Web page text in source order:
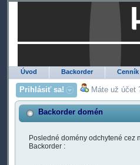
Úvod Backorder Cenník
Prihlásiť sa! Máte už účet
Backorder domén
Posledné domény odchytené cez
Backorder :